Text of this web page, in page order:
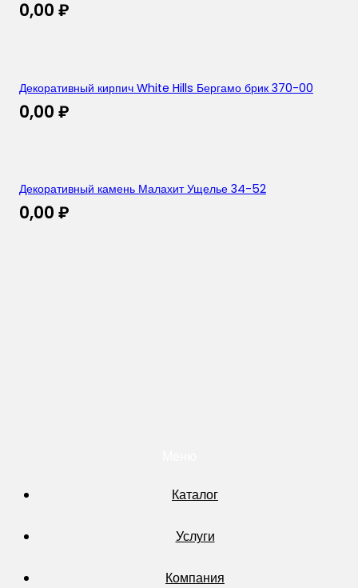
0,00 ₽
Декоративный кирпич White Hills Бергамо брик 370-00
0,00 ₽
Декоративный камень Малахит Ущелье 34-52
0,00 ₽
Каталог
Услуги
Компания